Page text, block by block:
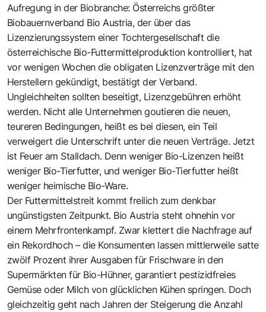
Aufregung in der Biobranche: Österreichs größter
Biobauernverband Bio Austria, der über das
Lizenzierungssystem einer Tochtergesellschaft die
österreichische Bio-Futtermittelproduktion kontrolliert, hat
vor wenigen Wochen die obligaten Lizenzverträge mit den
Herstellern gekündigt, bestätigt der Verband.
Ungleichheiten sollten beseitigt, Lizenzgebühren erhöht
werden. Nicht alle Unternehmen goutieren die neuen,
teureren Bedingungen, heißt es bei diesen, ein Teil
verweigert die Unterschrift unter die neuen Verträge. Jetzt
ist Feuer am Stalldach. Denn weniger Bio-Lizenzen heißt
weniger Bio-Tierfutter, und weniger Bio-Tierfutter heißt
weniger heimische Bio-Ware.
Der Futtermittelstreit kommt freilich zum denkbar
ungünstigsten Zeitpunkt. Bio Austria steht ohnehin vor
einem Mehrfrontenkampf. Zwar klettert die Nachfrage auf
ein Rekordhoch – die Konsumenten lassen mittlerweile satte
zwölf Prozent ihrer Ausgaben für Frischware in den
Supermärkten für Bio-Hühner, garantiert pestizidfreies
Gemüse oder Milch von glücklichen Kühen springen. Doch
gleichzeitig geht nach Jahren der Steigerung die Anzahl